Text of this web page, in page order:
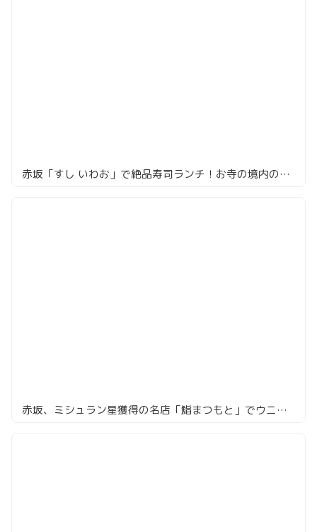
赤坂「すし いわお」で絶品寿司ランチ！お寺の境内の隠れ家で最強コスパで大満足
赤坂、ミシュラン星獲得の名店「鮨まつもと」でウニ多めの絶品寿司ランチ体験